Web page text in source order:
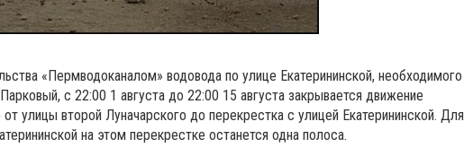
«Пермводоканалом» водовода по улице Екатерининской, необходимого
с 22:00 1 августа до 22:00 15 августа закрывается движение
улицы второй Луначарского до перекрестка с улицей Екатерининской. Для
на этом перекрестке останется одна полоса.